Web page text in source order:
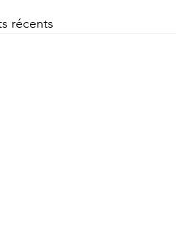
récents